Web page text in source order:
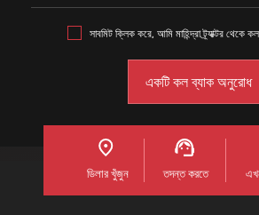
সাবমিট ক্লিক করে, আমি মাহিন্দ্রা ট্র্যাক্টর থেকে
ডিলার খুঁজুন তদন্ত করতে